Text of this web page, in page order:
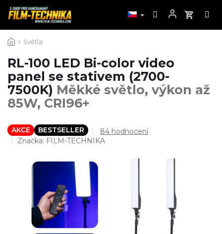
na
Světla
RL-100 LED Bi-color video
panel se stativem (2700-
7500K) Měkké světlo, výkon až
85W, CRI96+
AKCE BESTSELLER
Průměrné
hodnocení
84 hodnocení
Značka: FILM-TECHNIKA